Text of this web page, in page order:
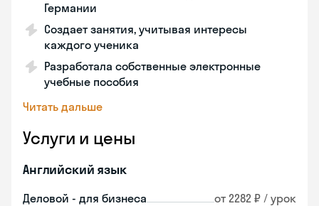
Германии
Создает занятия, учитывая интересы
каждого ученика
Разработала собственные электронные
учебные пособия
Читать дальше
Услуги и цены
Английский язык
Деловой - для бизнеса от 2282 ₽ / урок